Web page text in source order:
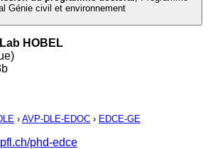
Génie civil et environnement
HOBEL
› AVP-DLE-EDOC › EDCE-GE
phd-edce